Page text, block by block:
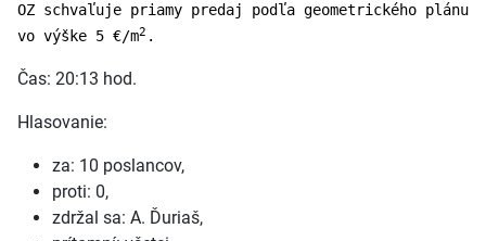
OZ schvaľuje priamy predaj podľa geometrického plánu
vo výške 5 €/m2 .
Čas: 20:13 hod.
Hlasovanie:
za: 10 poslancov,
proti: 0,
zdržal sa: A. Ďuriaš,